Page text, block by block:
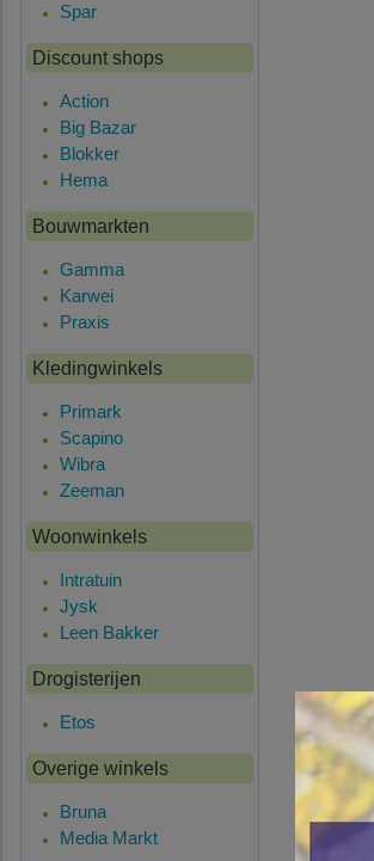
Spar
Discount shops
Action
Big Bazar
Blokker
Hema
Bouwmarkten
Gamma
Karwei
Praxis
Kledingwinkels
Primark
Scapino
Wibra
Zeeman
Woonwinkels
Intratuin
Jysk
Leen Bakker
Drogisterijen
Etos
Overige winkels
Bruna
Media Markt